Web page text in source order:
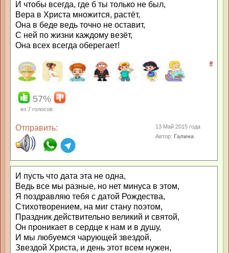
И чтобы всегда, где б ты только не был,
Вера в Христа множится, растёт,
Она в беде ведь точно не оставит,
С ней по жизни каждому везёт,
Она всех всегда оберегает!
#
57%
из 7 голосов
Отправить:
13 Май 2015 года
Автор:Галина
И пусть что дата эта не одна,
Ведь все мы разные, но нет минуса в этом,
Я поздравляю тебя с датой Рождества,
Стихотворением, на миг стану поэтом,
Праздник действительно великий и святой,
Он проникает в сердце к нам и в душу,
И мы любуемся чарующей звездой,
Звездой Христа, и день этот всем нужен,